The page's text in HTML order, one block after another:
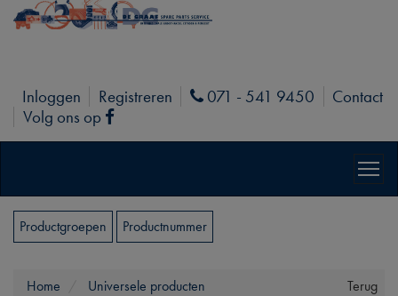
Inloggen Registreren Phone
071 - 541 9450
Contact
Volg ons op
Facebook
Productgroepen Productnummer
Terug
Home
Universele producten